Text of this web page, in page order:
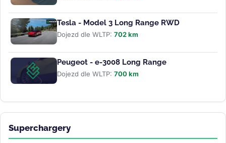
Tesla - Model 3 Long Range RWD
Dojezd dle WLTP: 702 km
Peugeot - e-3008 Long Range
Dojezd dle WLTP: 700 km
Superchargery